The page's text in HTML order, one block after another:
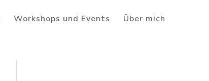
Workshops und Events
Über mich